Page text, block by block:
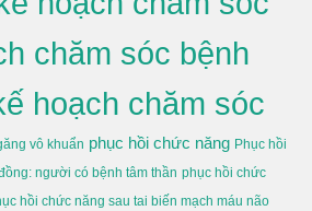
chăm sóc bệnh
hoạch chăm sóc
vô khuẩn phục hồi chức năng Phục hồi
người có bệnh tâm thần phục hồi chức
hồi chức năng sau tai biến mạch máu não